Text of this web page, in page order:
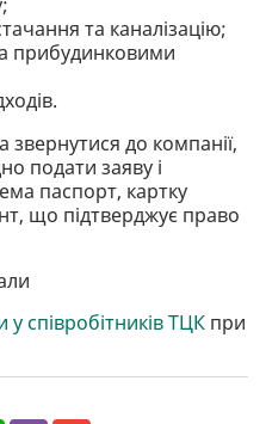
та каналізацію;
прибудинковими
до компанії,
подати заяву і
паспорт, картку
що підтверджує право
співробітників ТЦК при